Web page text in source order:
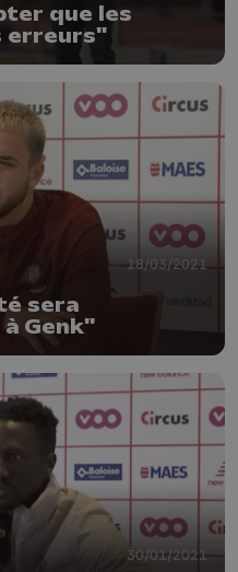
que les
erreurs"
18/03/2021
sera
Genk"
30/01/2021